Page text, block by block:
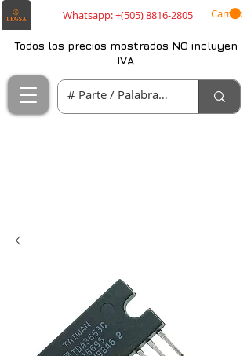
Whatsapp: +(505) 8816-2805 Carrito
Todos los precios mostrados NO incluyen
IVA